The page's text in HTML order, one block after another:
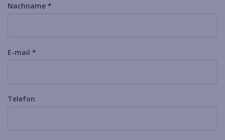
Nachname *
E-mail *
Telefon